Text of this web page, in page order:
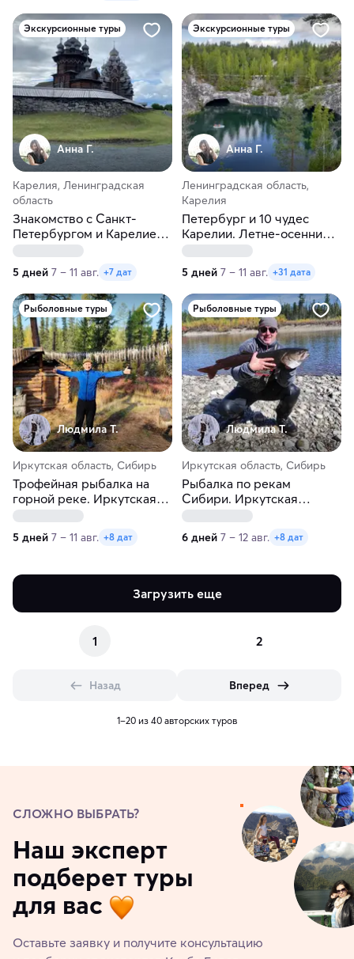
Экскурсионные туры
Анна Г.
Карелия, Ленинградская
область
Знакомство с Санкт-
Петербургом и Карелией.
Рускеала, Кижи, Валаам
5 дней 7 – 11 авг. +7 дат
Экскурсионные туры
Анна Г.
Ленинградская область,
Карелия
Петербург и 10 чудес
Карелии. Летне-осенний
тур
5 дней 7 – 11 авг. +31 дата
Рыболовные туры
Людмила Т.
Иркутская область, Сибирь
Трофейная рыбалка на
горной реке. Иркутская
область
5 дней 7 – 11 авг. +8 дат
Рыболовные туры
Людмила Т.
Иркутская область, Сибирь
Рыбалка по рекам
Сибири. Иркутская
область
6 дней 7 – 12 авг. +8 дат
Загрузить еще
1 2
Назад Вперед
1–20 из 40 авторских туров
СЛОЖНО ВЫБРАТЬ?
Наш эксперт
подберет туры
для вас
Оставьте заявку и получите консультацию